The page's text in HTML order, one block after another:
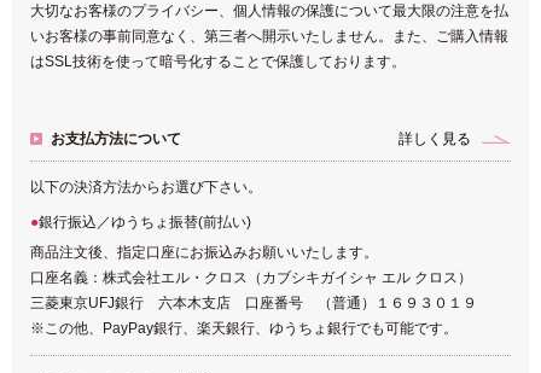
大切なお客様のプライバシー、個人情報の保護について最大限の注意を払
いお客様の事前同意なく、第三者へ開示いたしません。また、ご購入情報
はSSL技術を使って暗号化することで保護しております。
お支払方法について 詳しく見る
以下の決済方法からお選び下さい。
銀行振込／ゆうちょ振替(前払い)
商品注文後、指定口座にお振込みお願いいたします。
口座名義：株式会社エル・クロス（カブシキガイシャ エル クロス）
三菱東京UFJ銀行 六本木支店 口座番号 （普通）１６９３０１９
※この他、PayPay銀行、楽天銀行、ゆうちょ銀行でも可能です。